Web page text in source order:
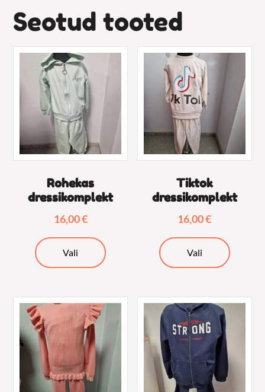
Seotud tooted
Rohekas
dressikomplekt
16,00€
Vali
tootel
varianti.
Valikuid
tootelehel.
Tiktok
dressikomplekt
16,00€
Vali
tootel
varianti.
teha